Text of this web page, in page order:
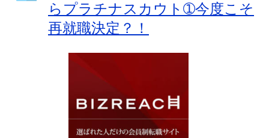
らプラチナスカウト➀今度こそ
再就職決定？！